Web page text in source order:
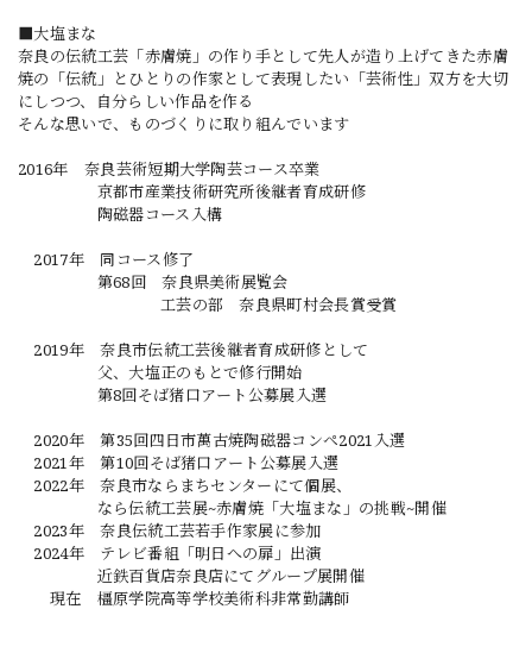
■大塩まな
奈良の伝統工芸「赤膚焼」の作り手として先人が造り上げてきた赤膚
焼の「伝統」とひとりの作家として表現したい「芸術性」双方を大切
にしつつ、自分らしい作品を作る
そんな思いで、ものづくりに取り組んでいます
2016年 奈良芸術短期大学陶芸コース卒業
京都市産業技術研究所後継者育成研修
陶磁器コース入構
2017年 同コース修了
第68回 奈良県美術展覧会
工芸の部 奈良県町村会長賞受賞
2019年 奈良市伝統工芸後継者育成研修として
父、大塩正のもとで修行開始
第8回そば猪口アート公募展入選
2020年 第35回四日市萬古焼陶磁器コンペ2021入選
2021年 第10回そば猪口アート公募展入選
2022年 奈良市ならまちセンターにて個展、
なら伝統工芸展~赤膚焼「大塩まな」の挑戦~開催
2023年 奈良伝統工芸若手作家展に参加
2024年 テレビ番組「明日への扉」出演
近鉄百貨店奈良店にてグループ展開催
現在 橿原学院高等学校美術科非常勤講師